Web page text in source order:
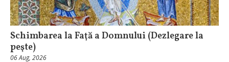
Schimbarea la Faţă a Domnului (Dezlegare la
peşte)
06 Aug, 2026